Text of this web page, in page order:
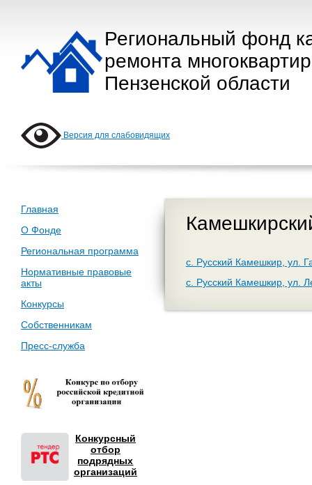
Региональный фонд
ремонта
Пензенской области
Версия для слабовидящих
Главная
О Фонде
Региональная программа
Нормативные правовые
акты
Конкурсы
Собственникам
Пресс-служба
Конкурсный
отбор
подрядных
организаций
с. Русский Камешкир, ул.
с. Русский Камешкир, ул.